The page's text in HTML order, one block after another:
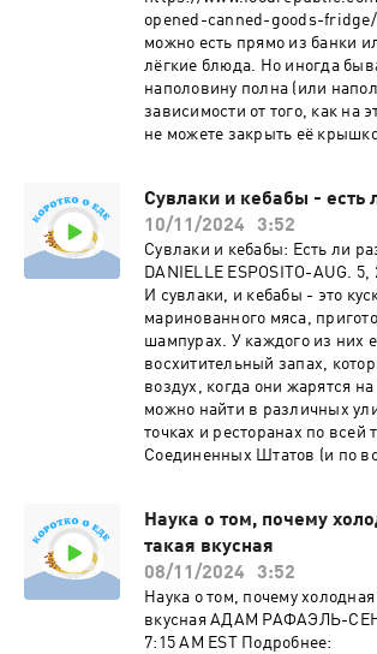
четыре дня. К счастью, есть
так, чтобы спред хранился
заморозить его (да, вы точно
заморозить хумус!). Это
хранения до четырёх
opened-canned-goods-
можно есть прямо из банки
лёгкие блюда. Но иногда
наполовину полна (или
зависимости от того, как на
не можете закрыть её
ответ: да... и нет.
Сувлаки и кебабы - есть
10/11/2024
3:52
Сувлаки и кебабы: Есть ли
DANIELLE ESPOSITO-AUG. 5,
И сувлаки, и кебабы - это
маринованного мяса,
шампурах. У каждого из них
восхитительный запах,
воздух, когда они жарятся
можно найти в различных
точках и ресторанах по всей
Соединенных Штатов (и по
ce-between-souvlaki-vs-
Наука о том, почему
такая вкусная
08/11/2024
3:52
Наука о том, почему
вкусная АДАМ РАФАЭЛЬ-СЕНТЯБРЬ 7, 2024
7:15 AM EST Подробнее: